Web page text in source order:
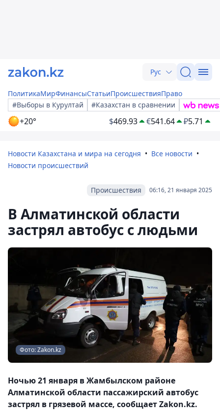
Рус
ПолитикаМирФинансыСтатьиПроисшествияПраво
#Выборы в Курултай
#Казахстан в сравнении
+20° $469.93 €541.64 ₽5.71
Новости Казахстана и мира на сегодня
Все новости
Новости происшествий
06:16, 21 января 2025
Происшествия
В Алматинской области
застрял автобус с людьми
Фото: Zakon.kz
Ночью 21 января в Жамбылском районе
Алматинской области пассажирский автобус
застрял в грязевой массе, сообщает Zakon.kz.